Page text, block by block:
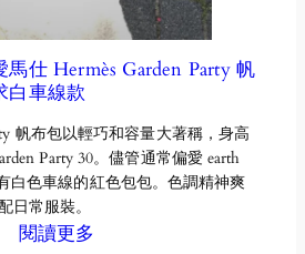
仕 Hermès Garden Party 帆
白車線款
帆布包以輕巧和容量大著稱，身高
Party 30。儘管通常偏愛 earth
白色車線的紅色包包。色調精神爽
日常服裝。
閱讀更多